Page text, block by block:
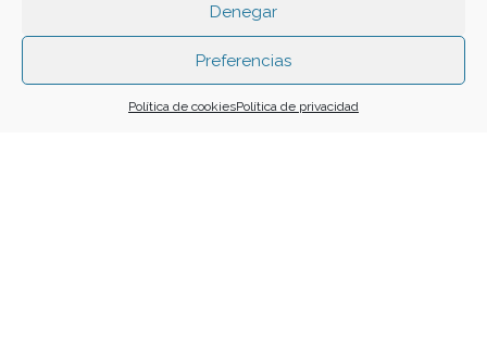
Denegar
Preferencias
Política de cookiesPolítica de privacidad
Funciona gracias a
Buscar